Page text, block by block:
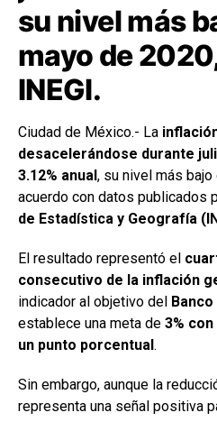
su nivel más
mayo de
INEGI.
Ciudad de México.- La
desacelerándose durante
3.12% anual, su nivel más
acuerdo con datos publicados
de Estadística y Geografía
El resultado representó el
consecutivo de la inflación
indicador al objetivo del
establece una meta de 3%
un punto porcentual.
Sin embargo, aunque la
representa una señal positiva